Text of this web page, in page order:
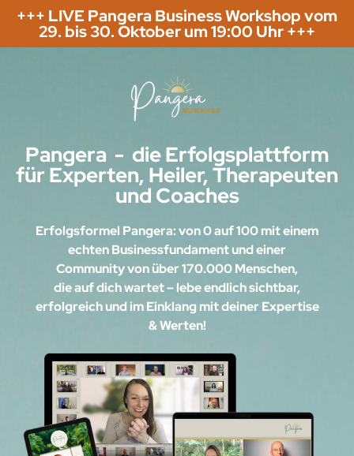
+++ LIVE Pangera Business Workshop vom
29. bis 30. Oktober um 19:00 Uhr +++
Pangera - die Erfolgsplattform
für Experten, Heiler, Therapeuten
und Coaches
Erfolgsformel Pangera: von 0 auf 100 mit einem
echten Businessfundament und einer
Community von über 170.000 Menschen,
die auf dich wartet – lebe endlich sichtbar,
erfolgreich und im Einklang mit deiner Expertise
& Werten!